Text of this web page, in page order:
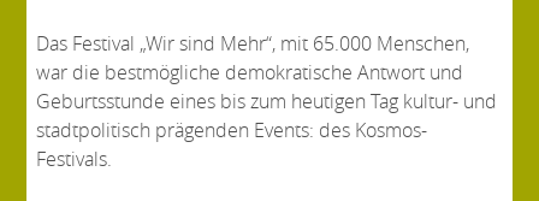
Das Festival „Wir sind Mehr“, mit 65.000 Menschen,
war die bestmögliche demokratische Antwort und
Geburtsstunde eines bis zum heutigen Tag kultur- und
stadtpolitisch prägenden Events: des Kosmos-
Festivals.